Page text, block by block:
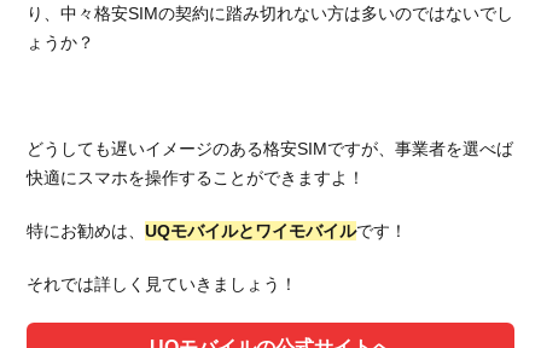
り、中々格安SIMの契約に踏み切れない方は多いのではないでし
ょうか？
どうしても遅いイメージのある格安SIMですが、事業者を選べば
快適にスマホを操作することができますよ！
特にお勧めは、UQモバイルとワイモバイルです！
それでは詳しく見ていきましょう！